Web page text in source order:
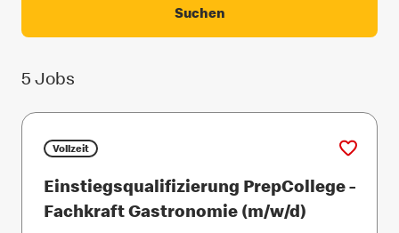
Suchen
5 Jobs
Vollzeit
Einstiegsqualifizierung PrepCollege -
Fachkraft Gastronomie (m/w/d)